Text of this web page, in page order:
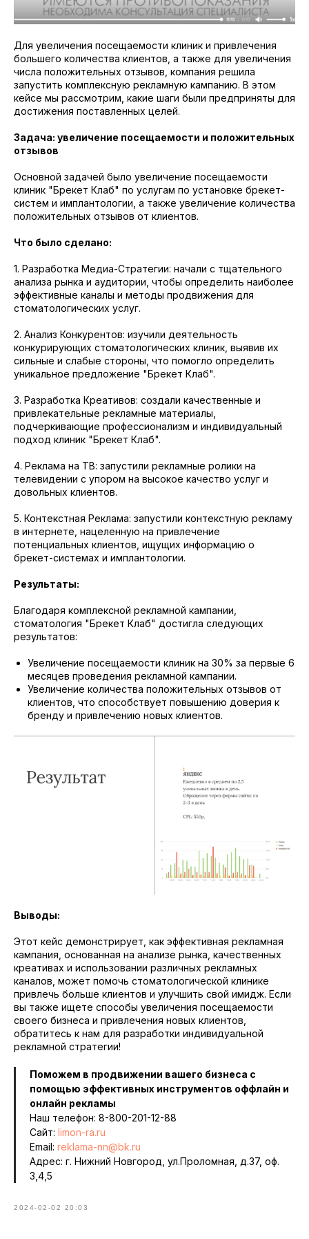
Для увеличения посещаемости клиник и привлечения
большего количества клиентов, а также для увеличения
числа положительных отзывов, компания решила
запустить комплексную рекламную кампанию. В этом
кейсе мы рассмотрим, какие шаги были предприняты для
достижения поставленных целей.
Задача: увеличение посещаемости и положительных
отзывов
Основной задачей было увеличение посещаемости
клиник "Брекет Клаб" по услугам по установке брекет-
систем и имплантологии, а также увеличение количества
положительных отзывов от клиентов.
Что было сделано:
1. Разработка Медиа-Стратегии: начали с тщательного
анализа рынка и аудитории, чтобы определить наиболее
эффективные каналы и методы продвижения для
стоматологических услуг.
2. Анализ Конкурентов: изучили деятельность
конкурирующих стоматологических клиник, выявив их
сильные и слабые стороны, что помогло определить
уникальное предложение "Брекет Клаб".
3. Разработка Креативов: создали качественные и
привлекательные рекламные материалы,
подчеркивающие профессионализм и индивидуальный
подход клиник "Брекет Клаб".
4. Реклама на ТВ: запустили рекламные ролики на
телевидении с упором на высокое качество услуг и
довольных клиентов.
5. Контекстная Реклама: запустили контекстную рекламу
в интернете, нацеленную на привлечение
потенциальных клиентов, ищущих информацию о
брекет-системах и имплантологии.
Результаты:
Благодаря комплексной рекламной кампании,
стоматология "Брекет Клаб" достигла следующих
результатов:
Увеличение посещаемости клиник на 30% за первые 6
месяцев проведения рекламной кампании.
Увеличение количества положительных отзывов от
клиентов, что способствует повышению доверия к
бренду и привлечению новых клиентов.
Выводы:
Этот кейс демонстрирует, как эффективная рекламная
кампания, основанная на анализе рынка, качественных
креативах и использовании различных рекламных
каналов, может помочь стоматологической клинике
привлечь больше клиентов и улучшить свой имидж. Если
вы также ищете способы увеличения посещаемости
своего бизнеса и привлечения новых клиентов,
обратитесь к нам для разработки индивидуальной
рекламной стратегии!
Поможем в продвижении вашего бизнеса с
помощью эффективных инструментов оффлайн и
онлайн рекламы
Наш телефон: 8-800-201-12-88
Сайт: limon-ra.ru
Email: reklama-nn@bk.ru
Адрес: г. Нижний Новгород, ул.Проломная, д.37, оф.
3,4,5
2024-02-02 20:03